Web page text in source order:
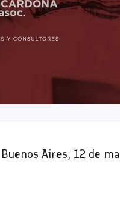
Buenos Aires, 12 de